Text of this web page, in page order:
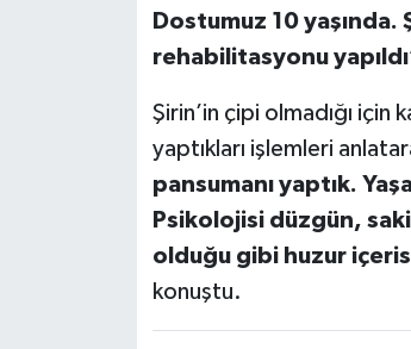
Dostumuz 10
rehabilitasyonu
Şirin’in çipi olmadığı için
yaptıkları işlemleri
pansumanı yaptık.
Psikolojisi düzgün,
olduğu gibi huzur
konuştu.